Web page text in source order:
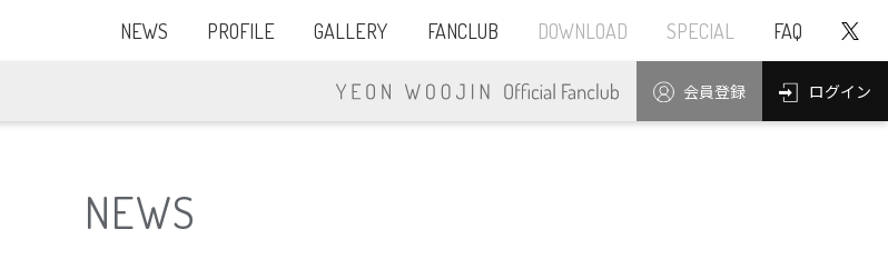
NEWS PROFILE GALLERY FANCLUB DOWNLOAD SPECIAL FAQ
会員登録 ログイン
NEWS